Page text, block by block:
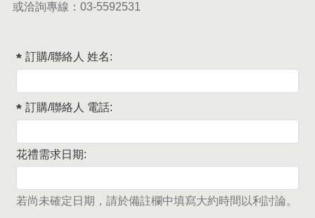
或洽詢專線： 03-5592531
訂購/聯絡人 姓名:
訂購/聯絡人 電話:
花禮需求日期:
若尚未確定日期，請於備註欄中填寫大約時間以利討論。